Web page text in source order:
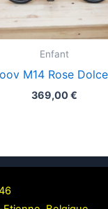
Enfant
M14 Rose
369,00€